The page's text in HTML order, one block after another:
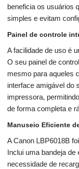
beneficia os usuários
simples e evitam
Painel de controle
A facilidade de uso é
O seu painel de
mesmo para aqueles
interface amigável do
impressora,
de forma completa e
Manuseio Eficiente
A Canon LBP6018B
Inclui uma bandeja de
necessidade de